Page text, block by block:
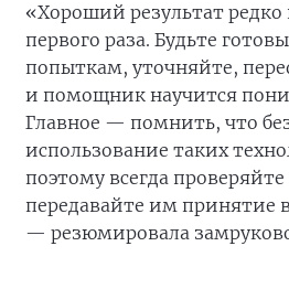
«Хороший результат редко
первого раза. Будьте
попыткам, уточняйте,
и помощник научится
Главное — помнить, что
использование таких
поэтому всегда
передавайте им принятие
— резюмировала